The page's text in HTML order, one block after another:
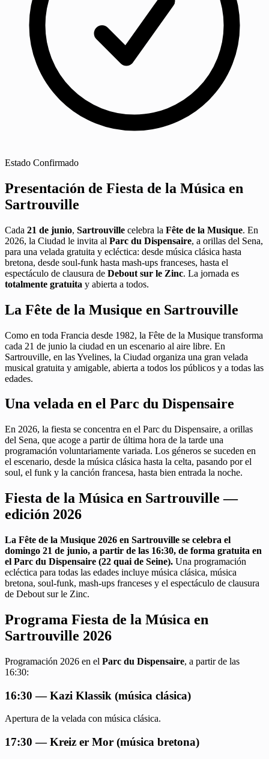
Estado Confirmado
Presentación de Fiesta de la Música en
Sartrouville
Cada 21 de junio, Sartrouville celebra la Fête de la Musique. En
2026, la Ciudad le invita al Parc du Dispensaire, a orillas del Sena,
para una velada gratuita y ecléctica: desde música clásica hasta
bretona, desde soul-funk hasta mash-ups franceses, hasta el
espectáculo de clausura de Debout sur le Zinc. La jornada es
totalmente gratuita y abierta a todos.
La Fête de la Musique en Sartrouville
Como en toda Francia desde 1982, la Fête de la Musique transforma
cada 21 de junio la ciudad en un escenario al aire libre. En
Sartrouville, en las Yvelines, la Ciudad organiza una gran velada
musical gratuita y amigable, abierta a todos los públicos y a todas las
edades.
Una velada en el Parc du Dispensaire
En 2026, la fiesta se concentra en el Parc du Dispensaire, a orillas
del Sena, que acoge a partir de última hora de la tarde una
programación voluntariamente variada. Los géneros se suceden en
el escenario, desde la música clásica hasta la celta, pasando por el
soul, el funk y la canción francesa, hasta bien entrada la noche.
Fiesta de la Música en Sartrouville —
edición 2026
La Fête de la Musique 2026 en Sartrouville se celebra el
domingo 21 de junio, a partir de las 16:30, de forma gratuita en
el Parc du Dispensaire (22 quai de Seine). Una programación
ecléctica para todas las edades incluye música clásica, música
bretona, soul-funk, mash-ups franceses y el espectáculo de clausura
de Debout sur le Zinc.
Programa Fiesta de la Música en
Sartrouville 2026
Programación 2026 en el Parc du Dispensaire, a partir de las
16:30:
16:30 — Kazi Klassik (música clásica)
Apertura de la velada con música clásica.
17:30 — Kreiz er Mor (música bretona)